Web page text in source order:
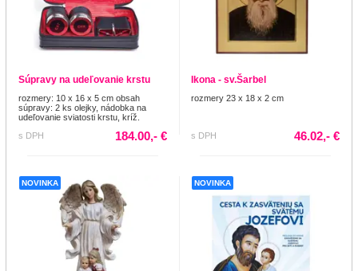
Súpravy na udeľovanie krstu
rozmery: 10 x 16 x 5 cm obsah
súpravy: 2 ks olejky, nádobka na
udeľovanie sviatosti krstu, kríž.
s DPH
184.00,- €
Ikona - sv.Šarbel
rozmery 23 x 18 x 2 cm
s DPH 46.02,- €
NOVINKA NOVINKA